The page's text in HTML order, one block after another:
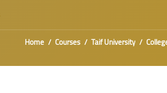
Home
Courses Taif University